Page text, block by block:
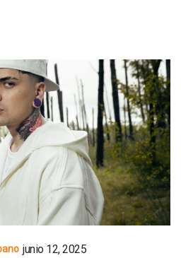
junio 12, 2025